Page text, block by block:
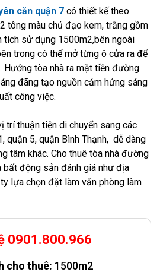
căn quận 7 có thiết kế theo
tông màu chủ đạo kem, trắng gồm
tích sử dụng 1500m2,bên ngoài
trong có thể mở từng ô cửa ra để
Hướng tòa nhà ra mặt tiền đường
đãng tạo nguồn cảm hứng sáng
công việc.
trí thuận tiện di chuyển sang các
quận 5, quận Bình Thạnh, dễ dàng
tâm khác. Cho thuê tòa nhà đường
động sản đánh giá như địa
lựa chọn đặt làm văn phòng làm
0901.800.966
cho thuê: 1500m2